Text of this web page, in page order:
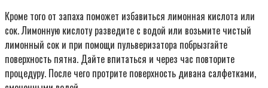
Кроме того от запаха поможет избавиться лимонная кислота или
сок. Лимонную кислоту разведите с водой или возьмите чистый
лимонный сок и при помощи пульверизатора побрызгайте
поверхность пятна. Дайте впитаться и через час повторите
процедуру. После чего протрите поверхность дивана салфетками,